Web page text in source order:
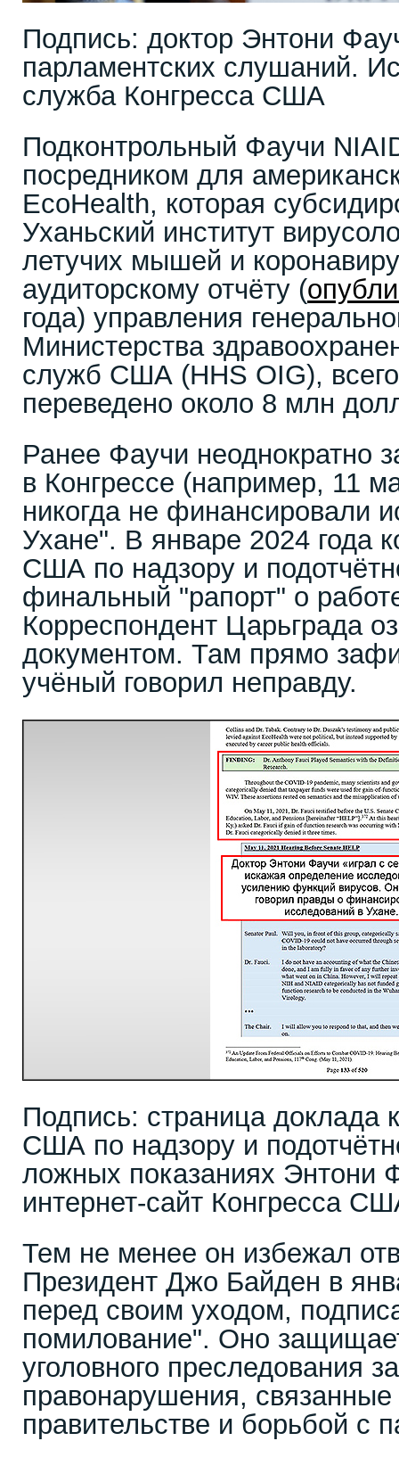
Подпись: доктор Энтони
парламентских слушаний.
служба Конгресса США
Подконтрольный Фаучи
посредником для
EcoHealth, которая
Уханьский институт
летучих мышей и
аудиторскому отчёту (
года) управления
Министерства
служб США (HHS OIG),
переведено около 8 млн
Ранее Фаучи неоднократно
в Конгрессе (например, 11
никогда не финансировали
Ухане". В январе 2024 года
США по надзору и
финальный "рапорт" о
Корреспондент Царьграда
документом. Там прямо
учёный говорил неправду.
Подпись: страница доклада
США по надзору и
ложных показаниях Энтони
интернет-сайт Конгресса
Тем не менее он избежал
Президент Джо Байден в
перед своим уходом,
помилование". Оно
уголовного преследования
правонарушения, связанные
правительстве и борьбой с